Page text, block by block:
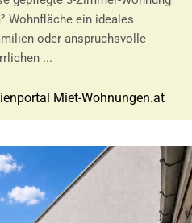
Wohnfläche ein ideales
oder anspruchsvolle
...
Miet-Wohnungen.at